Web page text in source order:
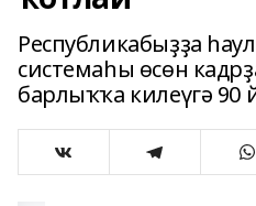
Республикабыҙҙа
системаһы өсөн
барлыҡҡа килеүгә 90